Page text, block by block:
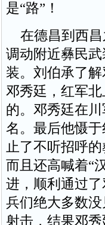
是“路”！
在德昌到西昌
调动附近彝民
装。刘伯承了
邓秀廷，红军
的。邓秀廷在
名。最后他慑
止了不听招呼
而且还高喊着“
进，顺利通过
兵们绝大多数
射击，结果邓